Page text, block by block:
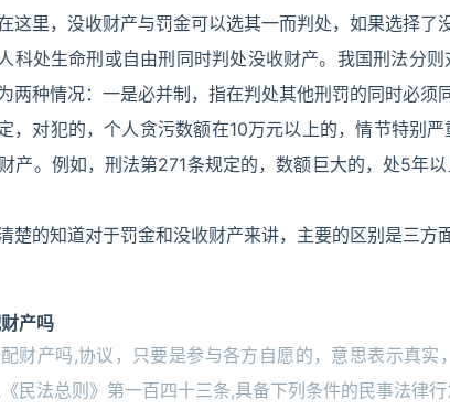
这里，没收财产与罚金可以选其一而判处，如果选择了
科处生命刑或自由刑同时判处没收财产。我国刑法分
两种情况：一是必并制，指在判处其他刑罚的同时必须
，对犯的，个人贪污数额在10万元以上的，情节特别
产。例如，刑法第271条规定的，数额巨大的，处5年
楚的知道对于罚金和没收财产来讲，主要的区别是三方
产吗
财产吗,协议，只要是参与各方自愿的，意思表示真
民法总则》第一百四十三条,具备下列条件的民事法律行